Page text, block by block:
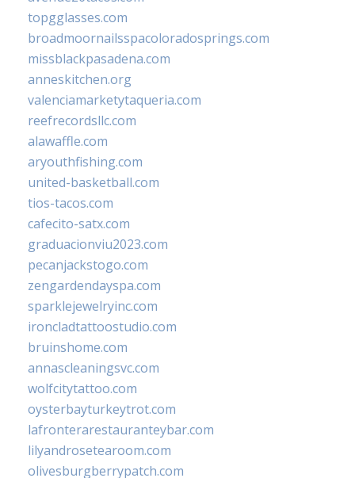
topgglasses.com
broadmoornailsspacoloradosprings.com
missblackpasadena.com
anneskitchen.org
valenciamarketytaqueria.com
reefrecordsllc.com
alawaffle.com
aryouthfishing.com
united-basketball.com
tios-tacos.com
cafecito-satx.com
graduacionviu2023.com
pecanjackstogo.com
zengardendayspa.com
sparklejewelryinc.com
ironcladtattoostudio.com
bruinshome.com
annascleaningsvc.com
wolfcitytattoo.com
oysterbayturkeytrot.com
lafronterarestauranteybar.com
lilyandrosetearoom.com
olivesburgberrypatch.com